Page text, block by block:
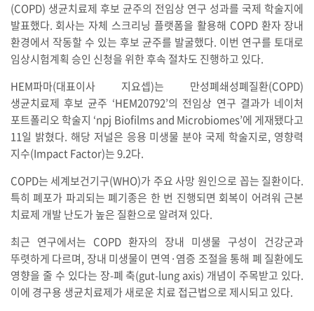
(COPD) 생균치료제 후보 균주의 전임상 연구 성과를 국제 학술지에
발표했다. 회사는 자체 스크리닝 플랫폼을 활용해 COPD 환자 장내
환경에서 작동할 수 있는 후보 균주를 발굴했다. 이번 연구를 토대로
임상시험계획 승인 신청을 위한 후속 절차도 진행하고 있다.
HEM파마(대표이사 지요셉)는 만성폐쇄성폐질환(COPD)
생균치료제 후보 균주 ‘HEM20792’의 전임상 연구 결과가 네이처
포트폴리오 학술지 ‘npj Biofilms and Microbiomes’에 게재됐다고
11일 밝혔다. 해당 저널은 응용 미생물 분야 국제 학술지로, 영향력
지수(Impact Factor)는 9.2다.
COPD는 세계보건기구(WHO)가 주요 사망 원인으로 꼽는 질환이다.
특히 폐포가 파괴되는 폐기종은 한 번 진행되면 회복이 어려워 근본
치료제 개발 난도가 높은 질환으로 알려져 있다.
최근 연구에서는 COPD 환자의 장내 미생물 구성이 건강군과
뚜렷하게 다르며, 장내 미생물이 면역·염증 조절을 통해 폐 질환에도
영향을 줄 수 있다는 장-폐 축(gut-lung axis) 개념이 주목받고 있다.
이에 경구용 생균치료제가 새로운 치료 접근법으로 제시되고 있다.